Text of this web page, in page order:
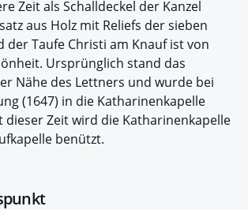
Zeit als Schalldeckel der Kanzel
aus Holz mit Reliefs der sieben
der Taufe Christi am Knauf ist von
Ursprünglich stand das
Nähe des Lettners und wurde bei
(1647) in die Katharinenkapelle
dieser Zeit wird die Katharinenkapelle
benützt.